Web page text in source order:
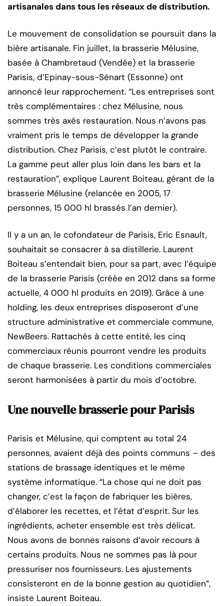
artisanales dans tous les réseaux de distribution.
Le mouvement de consolidation se poursuit dans la
bière artisanale. Fin juillet, la brasserie Mélusine,
basée à Chambretaud (Vendée) et la brasserie
Parisis, d’Epinay-sous-Sénart (Essonne) ont
annoncé leur rapprochement. “Les entreprises sont
très complémentaires : chez Mélusine, nous
sommes très axés restauration. Nous n’avons pas
vraiment pris le temps de développer la grande
distribution. Chez Parisis, c’est plutôt le contraire.
La gamme peut aller plus loin dans les bars et la
restauration”, explique Laurent Boiteau, gérant de la
brasserie Mélusine (relancée en 2005, 17
personnes, 15 000 hl brassés l’an dernier).
Il y a un an, le cofondateur de Parisis, Eric Esnault,
souhaitait se consacrer à sa distillerie. Laurent
Boiteau s’entendait bien, pour sa part, avec l’équipe
de la brasserie Parisis (créée en 2012 dans sa forme
actuelle, 4 000 hl produits en 2019). Grâce à une
holding, les deux entreprises disposeront d’une
structure administrative et commerciale commune,
NewBeers. Rattachés à cette entité, les cinq
commerciaux réunis pourront vendre les produits
de chaque brasserie. Les conditions commerciales
seront harmonisées à partir du mois d’octobre.
Une nouvelle brasserie pour Parisis
Parisis et Mélusine, qui comptent au total 24
personnes, avaient déjà des points communs – des
stations de brassage identiques et le même
système informatique. “La chose qui ne doit pas
changer, c’est la façon de fabriquer les bières,
d’élaborer les recettes, et l’état d’esprit. Sur les
ingrédients, acheter ensemble est très délicat.
Nous avons de bonnes raisons d’avoir recours à
certains produits. Nous ne sommes pas là pour
pressuriser nos fournisseurs. Les ajustements
consisteront en de la bonne gestion au quotidien”,
insiste Laurent Boiteau.